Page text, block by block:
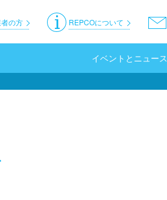
REPCOについて
の方
イベントとニュース